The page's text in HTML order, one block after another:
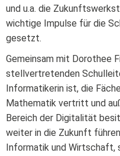
und u.a. die
wichtige Impulse für die
gesetzt.
Gemeinsam mit Dorothee
stellvertretenden
Informatikerin ist, die
Mathematik vertritt und
Bereich der Digitalität
weiter in die Zukunft
Informatik und Wirtschaft,